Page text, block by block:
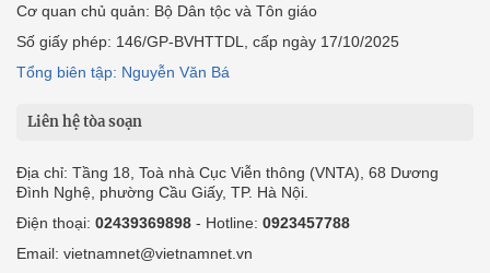
Cơ quan chủ quản: Bộ Dân tộc và Tôn giáo
Số giấy phép: 146/GP-BVHTTDL, cấp ngày 17/10/2025
Tổng biên tập: Nguyễn Văn Bá
Liên hệ tòa soạn
Địa chỉ: Tầng 18, Toà nhà Cục Viễn thông (VNTA), 68 Dương
Đình Nghệ, phường Cầu Giấy, TP. Hà Nội.
Điện thoại: 02439369898 - Hotline: 0923457788
Email: vietnamnet@vietnamnet.vn